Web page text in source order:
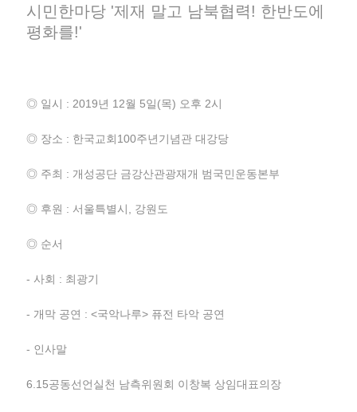
시민한마당 '제재 말고 남북협력! 한반도에
평화를!'
◎ 일시 : 2019년 12월 5일(목) 오후 2시
◎ 장소 : 한국교회100주년기념관 대강당
◎ 주최 : 개성공단 금강산관광재개 범국민운동본부
◎ 후원 : 서울특별시, 강원도
◎ 순서
- 사회 : 최광기
- 개막 공연 : <국악나루> 퓨전 타악 공연
- 인사말
6.15공동선언실천 남측위원회 이창복 상임대표의장